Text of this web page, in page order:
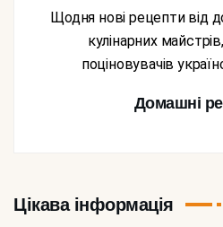
Щодня нові рецепти від домашніх господинь,
кулінарних
поціновувачів
Домашні
Цікава інформація